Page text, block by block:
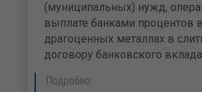
(муниципальных) нужд,
выплате банками процентов в
драгоценных металлах в
договору банковского
Подробно: